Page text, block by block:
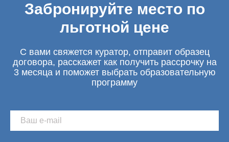
Забронируйте место по
льготной цене
С вами свяжется куратор, отправит образец
договора, расскажет как получить рассрочку на
3 месяца и поможет выбрать образовательную
программу